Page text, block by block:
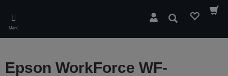
main
content
Menü
Suchen
Epson WorkForce WF-